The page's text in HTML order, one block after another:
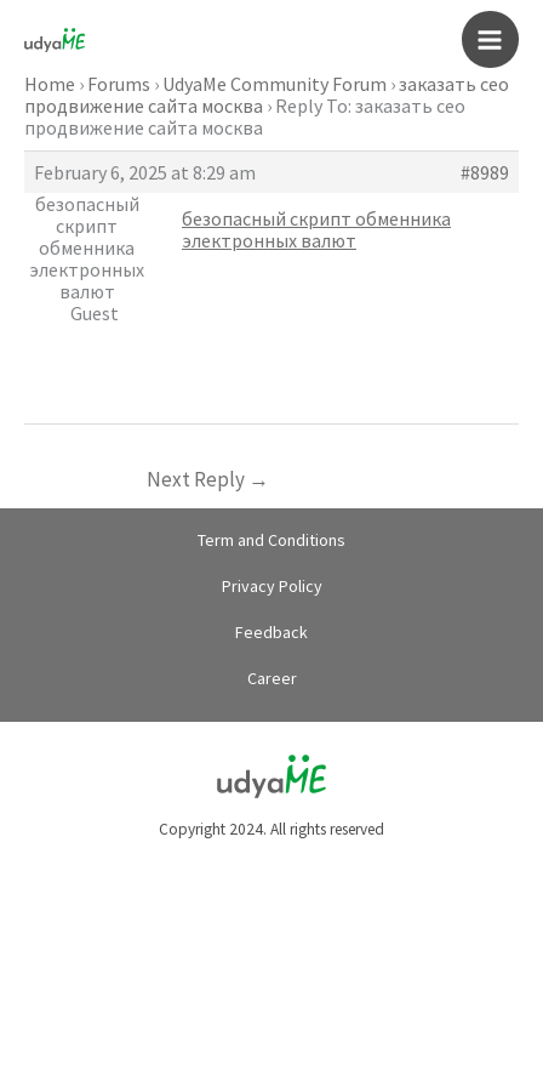
content
Main
Home › Forums › UdyaMe Community Forum ›заказать сео
продвижение сайта москва › Reply To: заказать сео
продвижение сайта москва
February 6, 2025 at 8:29 am
#8989
безопасный
скрипт
обменника
электронных
валют
Guest
безопасный скрипт обменника
электронных валют
Next Reply →
Term and Conditions
Privacy Policy
Feedback
Career
Copyright 2024. All rights reserved